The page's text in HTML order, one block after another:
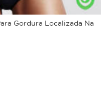
Gordura Localizada Na